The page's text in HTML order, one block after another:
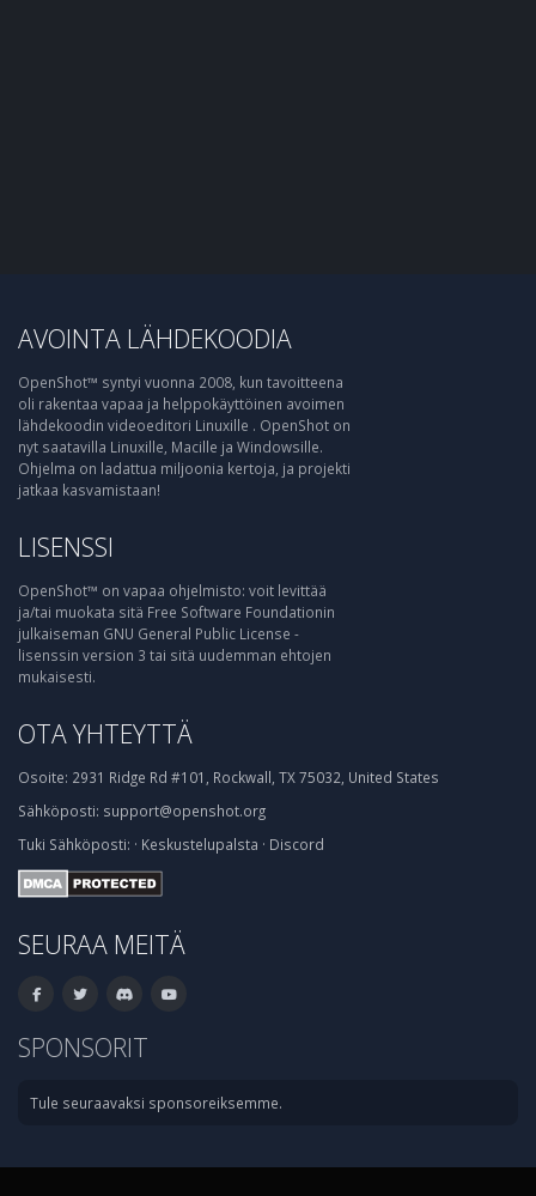
AVOINTA LÄHDEKOODIA
OpenShot™ syntyi vuonna 2008, kun tavoitteena
oli rakentaa vapaa ja helppokäyttöinen avoimen
lähdekoodin videoeditori Linuxille . OpenShot on
nyt saatavilla Linuxille, Macille ja Windowsille.
Ohjelma on ladattua miljoonia kertoja, ja projekti
jatkaa kasvamistaan!
LISENSSI
OpenShot™ on vapaa ohjelmisto: voit levittää
ja/tai muokata sitä Free Software Foundationin
julkaiseman GNU General Public License -
lisenssin version 3 tai sitä uudemman ehtojen
mukaisesti.
OTA YHTEYTTÄ
Osoite: 2931 Ridge Rd #101, Rockwall, TX 75032, United States
Sähköposti: support@openshot.org
Tuki Sähköposti: · Keskustelupalsta · Discord
SEURAA MEITÄ
SPONSORIT
Tule seuraavaksi sponsoreiksemme.